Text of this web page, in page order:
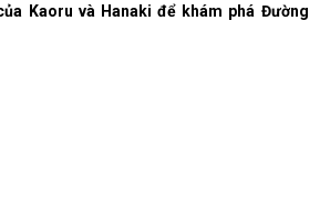
Kaoru và Hanaki để khám phá Đường